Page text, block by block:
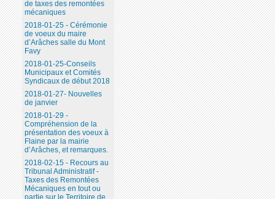
de taxes des remontées
mécaniques
2018-01-25 - Cérémonie
de voeux du maire
d’Arâches salle du Mont
Favy
2018-01-25-Conseils
Municipaux et Comités
Syndicaux de début 2018
2018-01-27- Nouvelles
de janvier
2018-01-29 -
Compréhension de la
présentation des voeux à
Flaine par la mairie
d’Arâches, et remarques.
2018-02-15 - Recours au
Tribunal Administratif -
Taxes des Remontées
Mécaniques en tout ou